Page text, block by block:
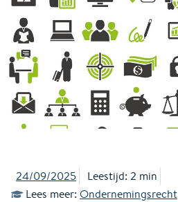
24/09/2025
Leestijd: 2 min
Lees meer: Ondernemingsrecht